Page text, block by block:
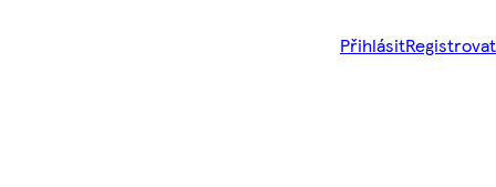
PřihlásitRegistrovat